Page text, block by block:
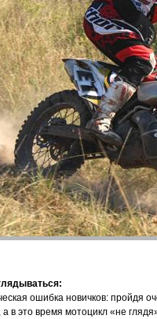
ошибка новичков: пройдя
а в это время мотоцикл «не